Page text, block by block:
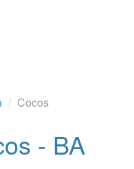
Cocos
- BA